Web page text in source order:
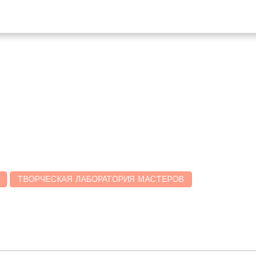
ТВОРЧЕСКАЯ ЛАБОРАТОРИЯ МАСТЕРОВ